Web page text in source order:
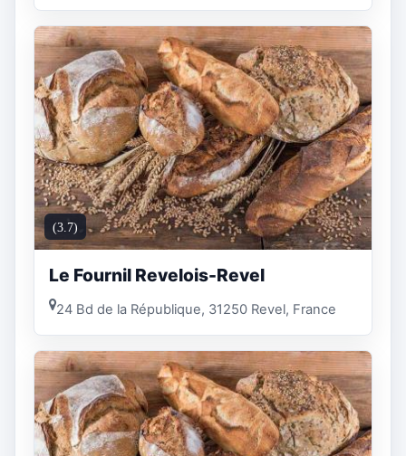
(3.7)
Le Fournil Revelois-Revel
24 Bd de la République, 31250 Revel, France